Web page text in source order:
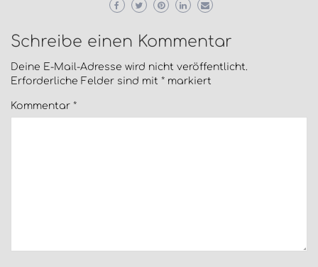
Schreibe einen Kommentar
Deine E-Mail-Adresse wird nicht veröffentlicht.
Erforderliche Felder sind mit * markiert
Kommentar *